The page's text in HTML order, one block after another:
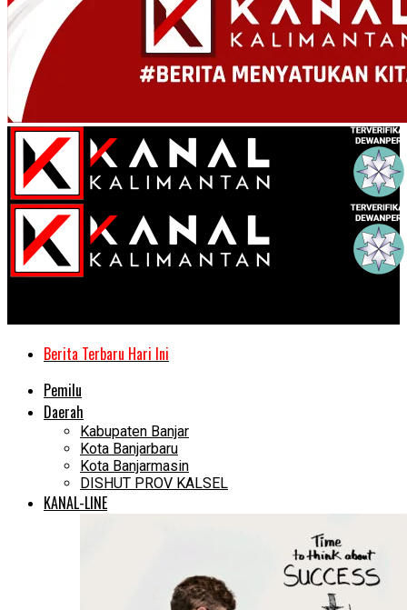
Berita Terbaru Hari Ini
Pemilu
Daerah
Kabupaten Banjar
Kota Banjarbaru
Kota Banjarmasin
DISHUT PROV KALSEL
KANAL-LINE